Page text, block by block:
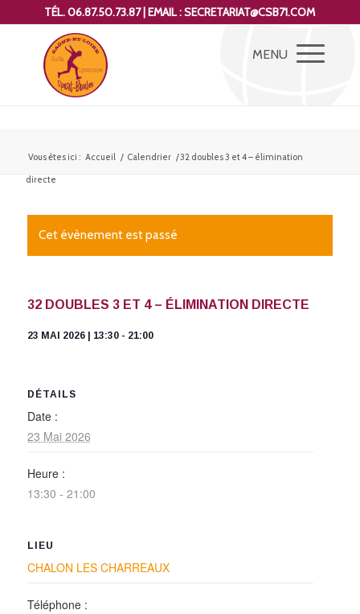
TÉL. 06.87.50.73.87 | EMAIL : SECRETARIAT@CSB71.COM
Vous êtes ici : Accueil / Calendrier /32 doubles 3 et 4 – élimination
directe
Cet évènement est passé
32 DOUBLES 3 ET 4 – ÉLIMINATION DIRECTE
23 MAI 2026 | 13:30- 21:00
DÉTAILS
Date :
23 Mai 2026
Heure :
13:30 - 21:00
LIEU
CHALON LES CHARREAUX
Téléphone :